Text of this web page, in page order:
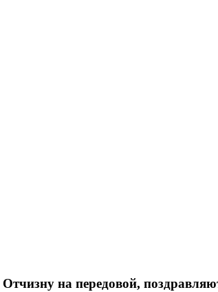
на передовой,